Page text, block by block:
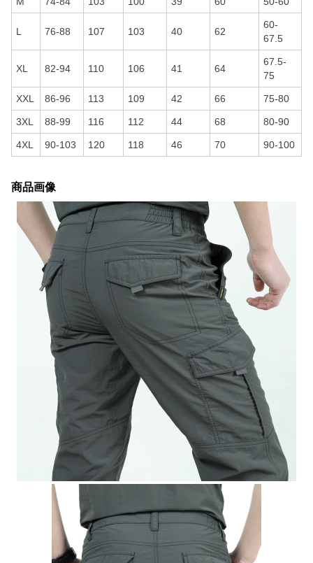
L 76-88 107 103 40 62
60-
67.5
XL 82-94 110 106 41 64
67.5-
75
XXL 86-96 113 109 42 66 75-80
3XL 88-99 116 112 44 68 80-90
4XL 90-103 120 118 46 70 90-100
商品画像